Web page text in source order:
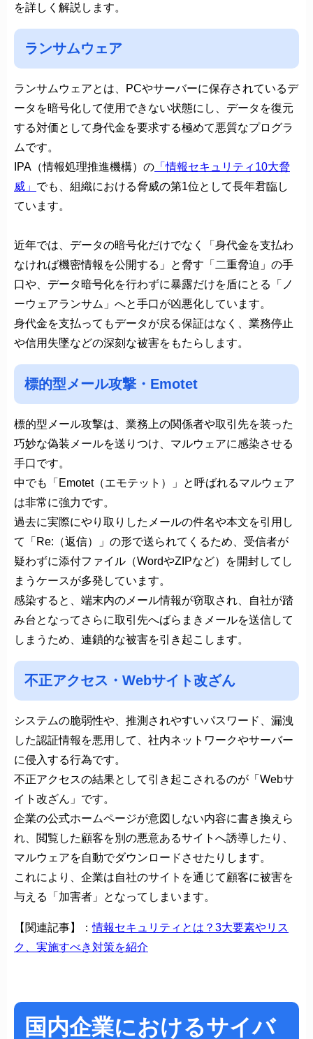
を詳しく解説します。
ランサムウェア
ランサムウェアとは、PCやサーバーに保存されているデ
ータを暗号化して使用できない状態にし、データを復元
する対価として身代金を要求する極めて悪質なプログラ
ムです。
IPA（情報処理推進機構）の 「情報セキュリティ10大脅
威」 でも、組織における脅威の第1位として長年君臨し
ています。
近年では、データの暗号化だけでなく「身代金を支払わ
なければ機密情報を公開する」と脅す「二重脅迫」の手
口や、データ暗号化を行わずに暴露だけを盾にとる「ノ
ーウェアランサム」へと手口が凶悪化しています。
身代金を支払ってもデータが戻る保証はなく、業務停止
や信用失墜などの深刻な被害をもたらします。
標的型メール攻撃・Emotet
標的型メール攻撃は、業務上の関係者や取引先を装った
巧妙な偽装メールを送りつけ、マルウェアに感染させる
手口です。
中でも「Emotet（エモテット）」と呼ばれるマルウェア
は非常に強力です。
過去に実際にやり取りしたメールの件名や本文を引用し
て「Re:（返信）」の形で送られてくるため、受信者が
疑わずに添付ファイル（WordやZIPなど）を開封してし
まうケースが多発しています。
感染すると、端末内のメール情報が窃取され、自社が踏
み台となってさらに取引先へばらまきメールを送信して
しまうため、連鎖的な被害を引き起こします。
不正アクセス・Webサイト改ざん
システムの脆弱性や、推測されやすいパスワード、漏洩
した認証情報を悪用して、社内ネットワークやサーバー
に侵入する行為です。
不正アクセスの結果として引き起こされるのが「Webサ
イト改ざん」です。
企業の公式ホームページが意図しない内容に書き換えら
れ、閲覧した顧客を別の悪意あるサイトへ誘導したり、
マルウェアを自動でダウンロードさせたりします。
これにより、企業は自社のサイトを通じて顧客に被害を
与える「加害者」となってしまいます。
【関連記事】：情報セキュリティとは？3大要素やリス
ク、実施すべき対策を紹介
国内企業におけるサイバ